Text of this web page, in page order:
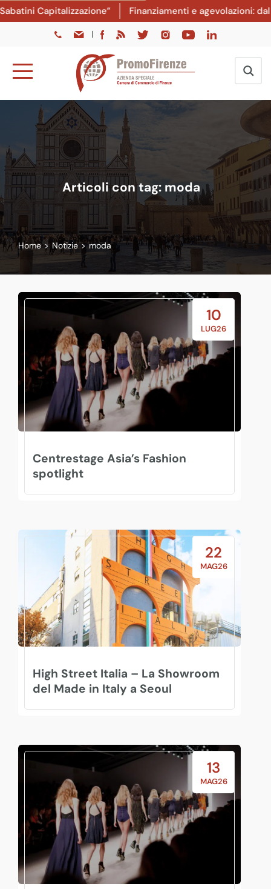
Finanziamenti e agevolazioni: dal 8
|
Articoli con tag: moda
Home > Notizie > moda
10
LUG26
Centrestage Asia’s Fashion
spotlight
22
MAG26
High Street Italia – La Showroom
del Made in Italy a Seoul
13
MAG26